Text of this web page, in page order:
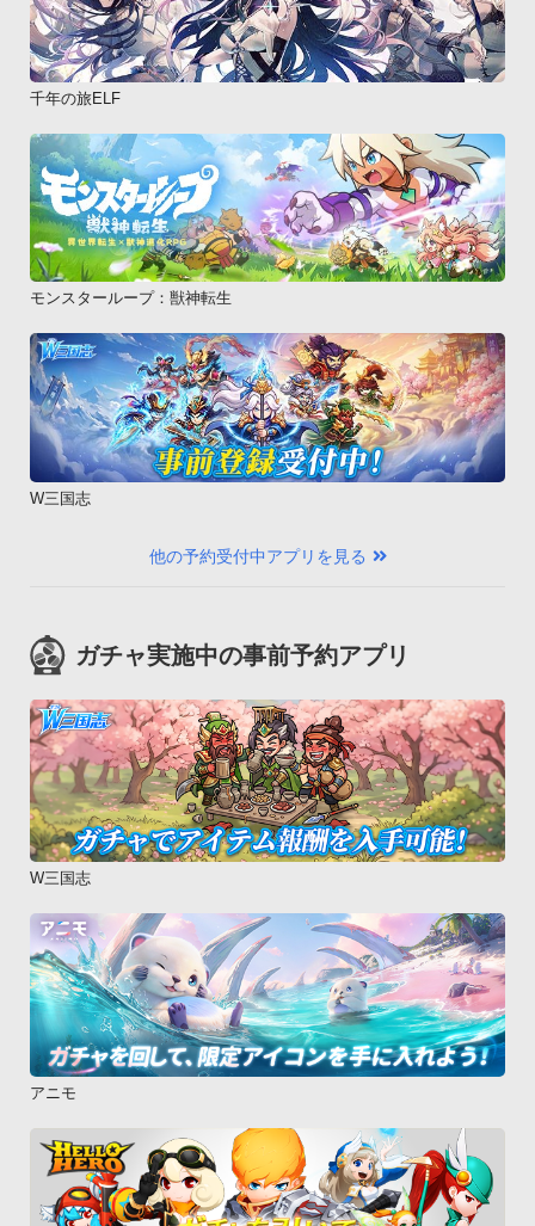
千年の旅ELF
モンスターループ：獣神転生
W三国志
他の予約受付中アプリを見る
ガチャ実施中の事前予約アプリ
W三国志
アニモ